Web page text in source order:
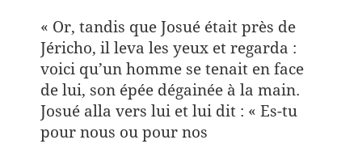
« Or, tandis que Josué était près de
Jéricho, il leva les yeux et regarda :
voici qu’un homme se tenait en face
de lui, son épée dégainée à la main.
Josué alla vers lui et lui dit : « Es-tu
pour nous ou pour nos